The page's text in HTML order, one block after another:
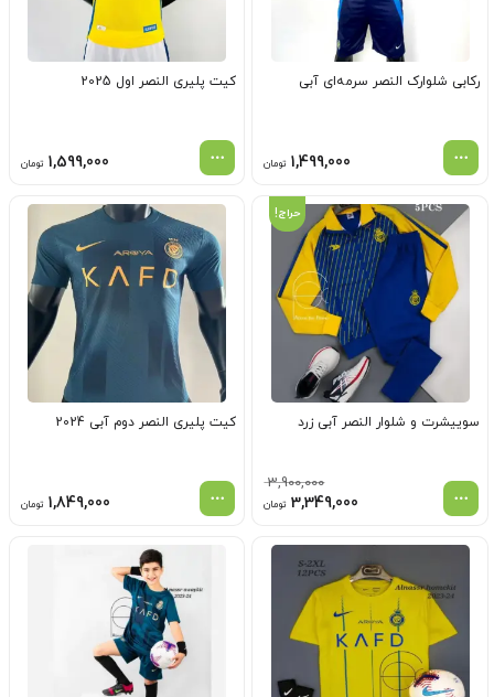
رکابی شلوارک النصر سرمه‌ای آبی
1,499,000 تومان
کیت پلیری النصر اول 2025
1,599,000 تومان
حراج!
سوییشرت و شلوار النصر آبی زرد
3,900,000
قیمت
3,900,000 تومان
بود.
3,349,000 تومانقیمت
3,349,000 تومان
کیت پلیری النصر دوم آبی 2024
1,849,000 تومان